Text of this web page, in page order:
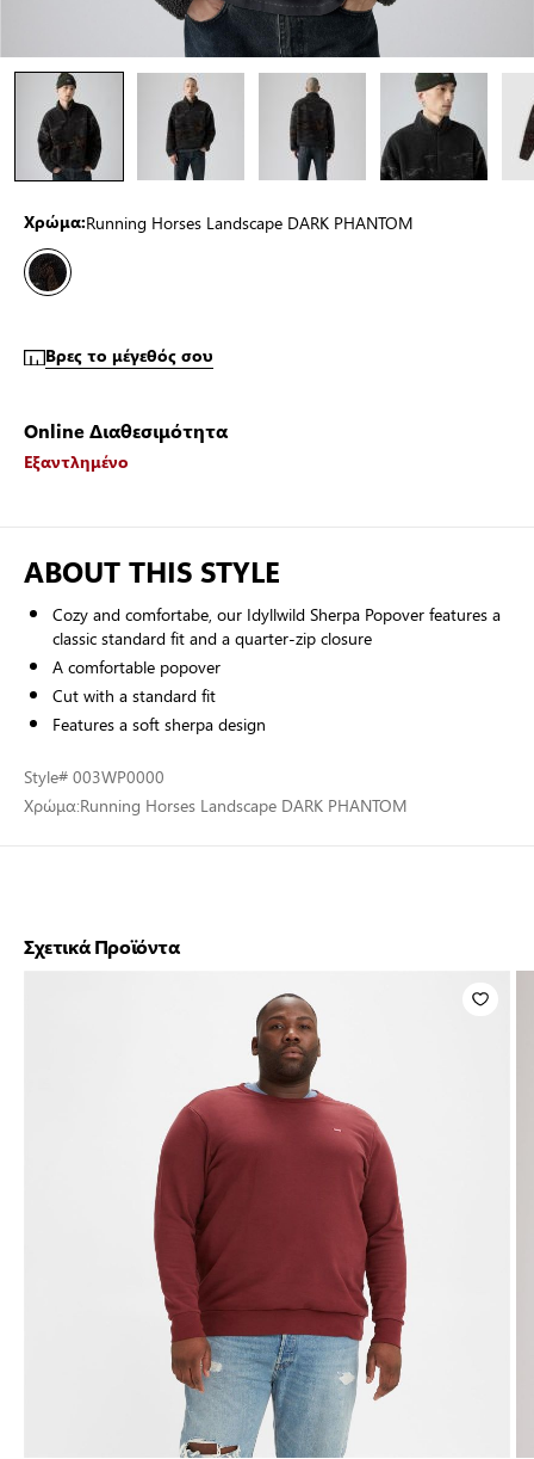
Χρώμα:Running Horses Landscape DARK PHANTOM
Βρες το μέγεθός σου
Online Διαθεσιμότητα
Εξαντλημένο
ABOUT THIS STYLE
Cozy and comfortabe, our Idyllwild Sherpa Popover features a
classic standard fit and a quarter-zip closure
A comfortable popover
Cut with a standard fit
Features a soft sherpa design
Style# 003WP0000
Χρώμα:Running Horses Landscape DARK PHANTOM
Σχετικά Προϊόντα